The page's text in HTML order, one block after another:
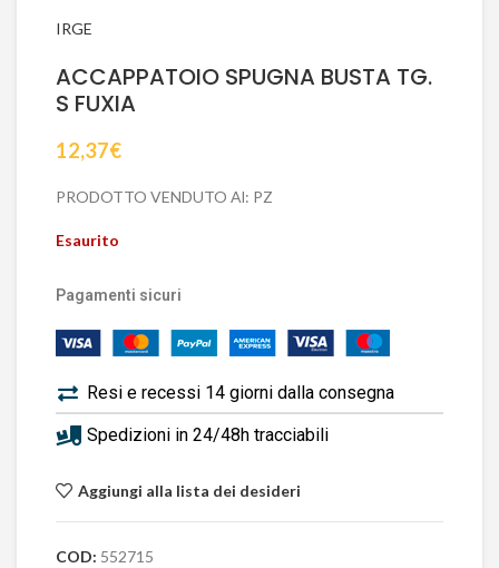
IRGE
ACCAPPATOIO SPUGNA BUSTA TG.
S FUXIA
12,37€
PRODOTTO VENDUTO Al: PZ
Esaurito
Pagamenti sicuri
Resi e recessi 14 giorni dalla consegna
Spedizioni in 24/48h tracciabili
Aggiungi alla lista dei desideri
COD: 552715